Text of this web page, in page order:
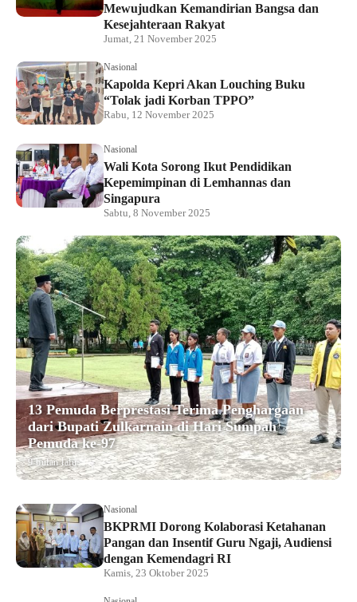
Mewujudkan Kemandirian Bangsa dan
Kesejahteraan Rakyat
Jumat, 21 November 2025
Nasional
Kapolda Kepri Akan Louching Buku
“Tolak jadi Korban TPPO”
Rabu, 12 November 2025
Nasional
Wali Kota Sorong Ikut Pendidikan
Kepemimpinan di Lemhannas dan
Singapura
Sabtu, 8 November 2025
13 Pemuda Berprestasi Terima Penghargaan
dari Bupati Zulkarnain di Hari Sumpah
Pemuda ke-97
9 bulan lalu
Nasional
BKPRMI Dorong Kolaborasi Ketahanan
Pangan dan Insentif Guru Ngaji, Audiensi
dengan Kemendagri RI
Kamis, 23 Oktober 2025